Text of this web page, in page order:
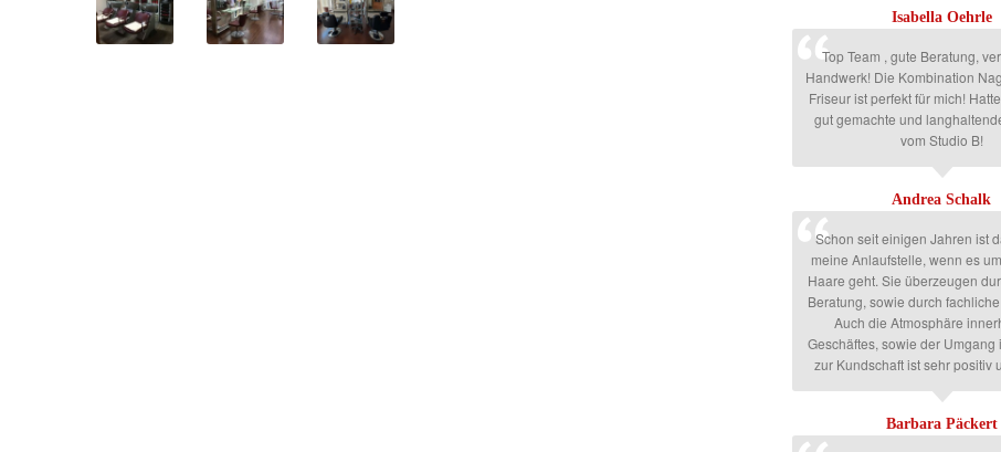
Isabella Oehrle
Top Team , gute Beratung,
Handwerk! Die Kombination
Friseur ist perfekt für mich!
gut gemachte und
vom Studio B!
Andrea Schalk
Schon seit einigen Jahren ist
meine Anlaufstelle, wenn es
Haare geht. Sie überzeugen
Beratung, sowie durch
Auch die Atmosphäre
Geschäftes, sowie der Umgang
zur Kundschaft ist sehr positiv
Barbara Päckert